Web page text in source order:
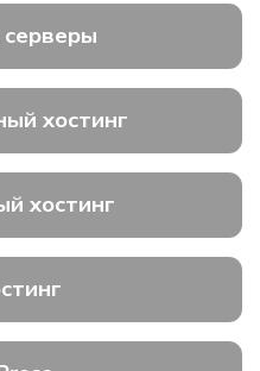
хостинг
хостинг